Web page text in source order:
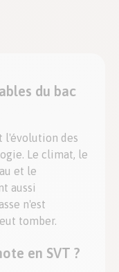
du bac
l'évolution des
Le climat, le
et le
aussi
n'est
tomber.
en SVT ?